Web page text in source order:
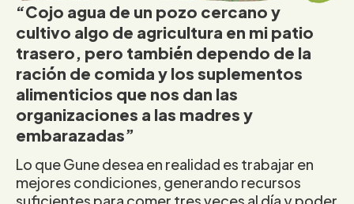
“Cojo agua de un pozo cercano y
cultivo algo de agricultura en mi patio
trasero, pero también dependo de la
ración de comida y los suplementos
alimenticios que nos dan las
organizaciones a las madres y
embarazadas”
Lo que Gune desea en realidad es trabajar en
mejores condiciones, generando recursos
suficientes para comer tres veces al día y poder